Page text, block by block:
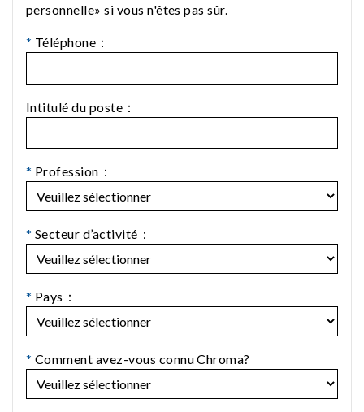
personnelle» si vous n'êtes pas sûr.
* Téléphone：
Intitulé du poste：
* Profession：
* Secteur d’activité：
* Pays：
* Comment avez-vous connu Chroma?